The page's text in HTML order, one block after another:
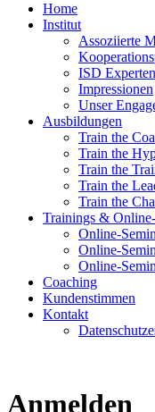
Home
Institut
Assoziierte
ISD
Impressionen
Unser
Ausbildungen
Train the
Train the
Train the
Train the
Train the
Trainings &
Online-
Online-
Online-
Coaching
Kundenstimmen
Kontakt
Anmelden